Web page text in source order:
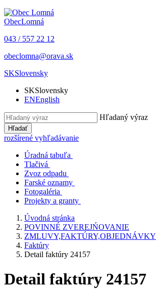
ObecLomná
043 / 557 22 12
obeclomna@orava.sk
SKSlovensky
SKSlovensky
ENEnglish
Hľadaný výraz
Hľadať
rozšírené vyhľadávanie
Úradná tabuľa
Tlačivá
Zvoz odpadu
Farské oznamy
Fotogaléria
Projekty a granty
Úvodná stránka
POVINNÉ ZVEREJŃOVANIE
ZMLUVY,FAKTÚRY,OBJEDNÁVKY
Faktúry
Detail faktúry 24157
Detail faktúry 24157